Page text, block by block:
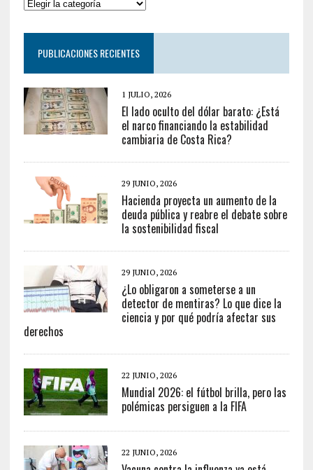
PUBLICACIONES RECIENTES
1 JULIO, 2026
El lado oculto del dólar barato: ¿Está
el narco financiando la estabilidad
cambiaria de Costa Rica?
29 JUNIO, 2026
Hacienda proyecta un aumento de la
deuda pública y reabre el debate sobre
la sostenibilidad fiscal
29 JUNIO, 2026
¿Lo obligaron a someterse a un
detector de mentiras? Lo que dice la
ciencia y por qué podría afectar sus
derechos
22 JUNIO, 2026
Mundial 2026: el fútbol brilla, pero las
polémicas persiguen a la FIFA
22 JUNIO, 2026